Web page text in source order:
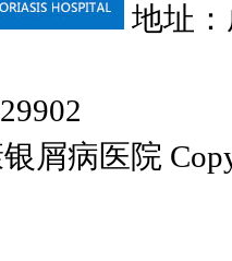
地址
屑病医院